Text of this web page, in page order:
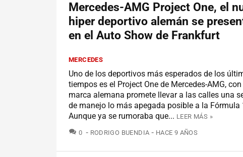
Mercedes-AMG Project One, el
hiper deportivo alemán se
en el Auto Show de Frankfurt
MERCEDES
Uno de los deportivos más esperados de los
tiempos es el Project One de Mercedes-AMG,
marca alemana promete llevar a las calles una
de manejo lo más apegada posible a la Fórmula
Aunque ya se rumoraba que... LEER MÁS »
0 COMENTARIOS
RODRIGO BUENDIA HACE 9 AÑOS